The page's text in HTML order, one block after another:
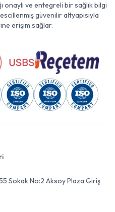
onaylı ve entegreli bir sağlık bilgi
güvenilir altyapısıyla
erişim sağlar.
Sokak No:2 Aksoy Plaza Giriş